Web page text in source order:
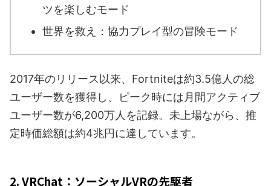
ツを楽しむモード
世界を救え：協力プレイ型の冒険モード
2017年のリリース以来、Fortniteは約3.5億人の総
ユーザー数を獲得し、ピーク時には月間アクティブ
ユーザー数が6,200万人を記録。未上場ながら、推
定時価総額は約4兆円に達しています。
2. VRChat：ソーシャルVRの先駆者